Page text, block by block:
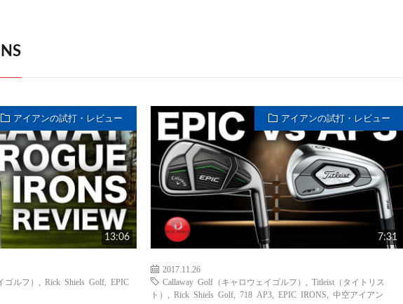
アイアンの試打・レビュー
13:06
ゴルフ）
Rick Shiels Golf
EPIC
アイアンの試打・レビュー
7:31
2017.11.26
Callaway Golf（キャロウェイゴルフ）
,Titleist（タイトリス
ト）
,Rick Shiels Golf ,718 AP3 ,EPIC IRONS ,中空アイアン